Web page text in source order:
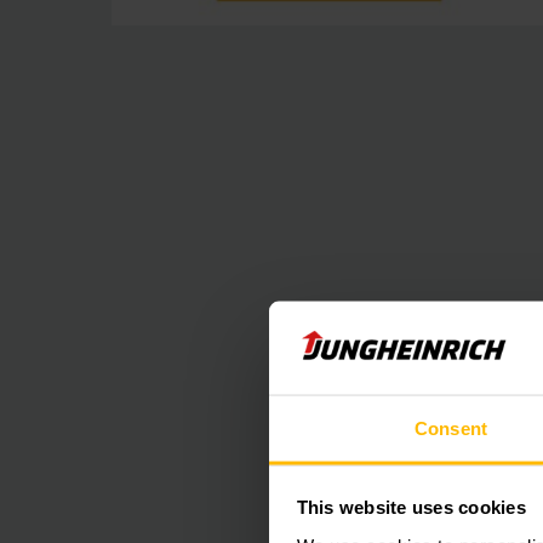
Consent
This website uses cookies
Disponible